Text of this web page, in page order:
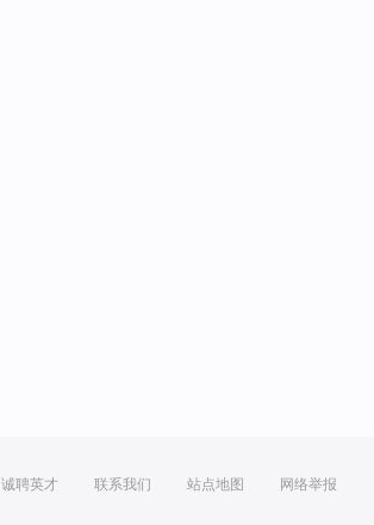
诚聘英才 联系我们 站点地图 网络举报